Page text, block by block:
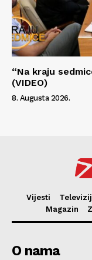
“Na kraju
(VIDEO)
8. Augusta 2026.
Vijesti
Magazin
O nama